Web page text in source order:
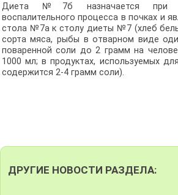
Диета №7б назначается при
воспалительного процесса в почках и
стола №7а к столу диеты №7 (хлеб
сорта мяса, рыбы в отварном виде
поваренной соли до 2 грамм на
1000 мл; в продуктах, используемых
содержится 2-4 грамм соли).
ДРУГИЕ НОВОСТИ РАЗДЕЛА: